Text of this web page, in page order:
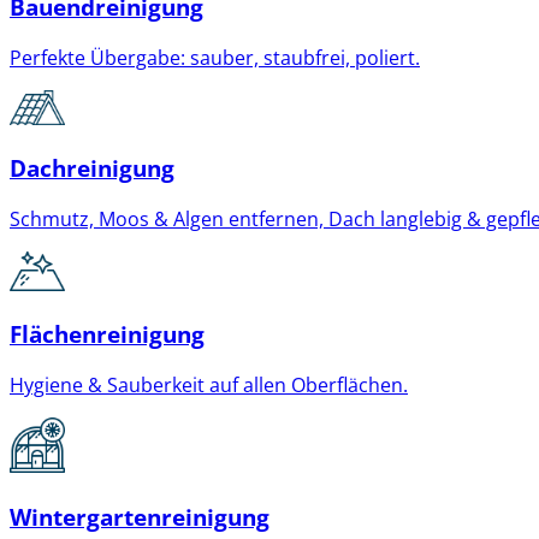
Bauendreinigung
Perfekte Übergabe: sauber, staubfrei, poliert.
Dachreinigung
Schmutz, Moos & Algen entfernen, Dach langlebig &
Flächenreinigung
Hygiene & Sauberkeit auf allen Oberflächen.
Wintergartenreinigung